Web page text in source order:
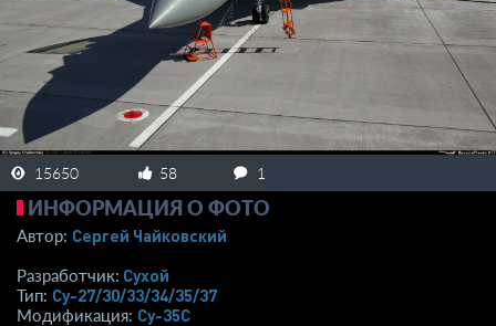
ЗАРЕГИСТРИРОВАТЬСЯ
15650 58 1
ИНФОРМАЦИЯ О ФОТО
Автор: Сергей Чайковский
Разработчик: Сухой
Тип: Су-27/30/33/34/35/37
Модификация: Су-35С